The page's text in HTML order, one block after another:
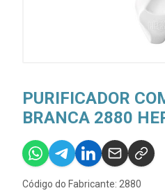
PURIFICADOR
BRANCA 2880
Código do Fabricante: 2880